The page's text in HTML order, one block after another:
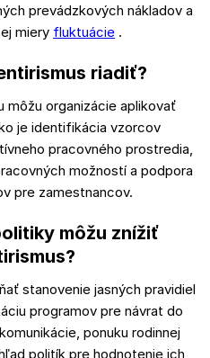
prevádzkových nákladov a
miery fluktuácie .
riadiť?
môžu organizácie aplikovať
je identifikácia vzorcov
pracovného prostredia,
možností a podpora
pre zamestnancov.
môžu znížiť
stanovenie jasných pravidiel
programov pre návrat do
ponuku rodinnej
politík pre hodnotenie ich